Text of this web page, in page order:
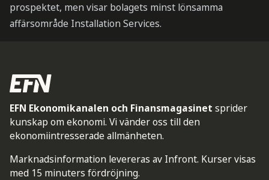
prospektet, men visar bolagets minst lönsamma
affärsområde Installation Services.
EFN Ekonomikanalen och Finansmagasinet sprider
kunskap om ekonomi. Vi vänder oss till den
ekonomiintresserade allmänheten.
Marknadsinformation levereras av Infront. Kurser visas
med 15 minuters fördröjning.